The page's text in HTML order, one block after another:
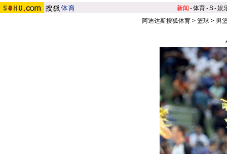
新闻 -体育-S-娱
阿迪达斯搜狐体育> 篮球> 男